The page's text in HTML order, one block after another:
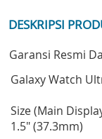
DESKRIPSI
Garansi Resmi
Galaxy Watch
Size (Main
1.5" (37.3mm)